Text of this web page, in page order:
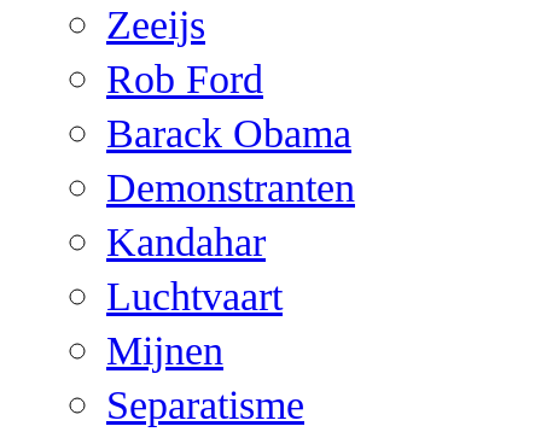
Zeeijs
Rob Ford
Barack Obama
Demonstranten
Kandahar
Luchtvaart
Mijnen
Separatisme